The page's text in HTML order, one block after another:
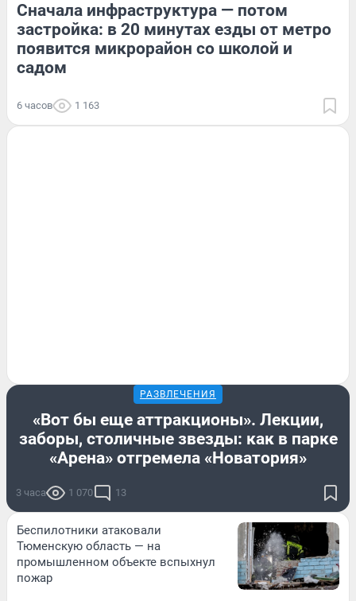
Сначала инфраструктура — потом
застройка: в 20 минутах езды от метро
появится микрорайон со школой и
садом
6 часов 1 163
РАЗВЛЕЧЕНИЯ
«Вот бы еще аттракционы». Лекции,
заборы, столичные звезды: как в парке
«Арена» отгремела «Новатория»
3 часа 1 070 13
Беспилотники атаковали
Тюменскую область — на
промышленном объекте вспыхнул
пожар